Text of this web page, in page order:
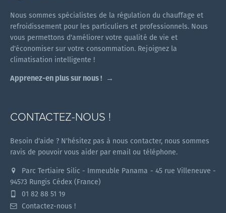
Nous sommes spécialistes de la régulation du chauffage et
refroidissement pour les particuliers et professionnels. Nous
vous permettons d'améliorer votre qualité de vie et
d'économiser sur votre consommation. Rejoignez la
climatisation intelligente !
Apprenez-en plus sur nous !
CONTACTEZ-NOUS !
Besoin d'aide ? N'hésitez pas à nous contacter, nous sommes
ravis de pouvoir vous aider par email ou téléphone.
Parc Tertiaire Silic - Immeuble Panama - 45 rue Villeneuve -
94573 Rungis Cédex (France)
01 82 88 51 19
Contactez-nous !